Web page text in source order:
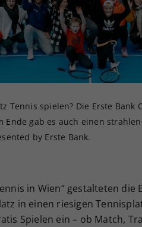
Tennis spielen? Die Erste Bank
Ende gab es auch einen
by Erste Bank.
in Wien“ gestalteten
in einen riesigen
Spielen ein – ob Match,
Ihrer